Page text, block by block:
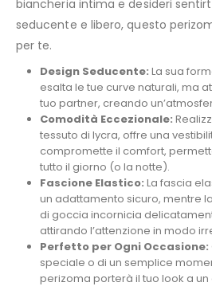
biancheria intima e desideri
seducente e libero, questo
per te.
Design Seducente: La sua
esalta le tue curve naturali, ma
tuo partner, creando
Comodità Eccezionale:
tessuto di lycra, offre una
compromette il comfort,
tutto il giorno (o la notte).
Fascione Elastico: La fascia
un adattamento sicuro, mentre
di goccia incornicia
attirando l’attenzione in modo
Perfetto per Ogni Occasione:
speciale o di un semplice
perizoma porterà il tuo look a un